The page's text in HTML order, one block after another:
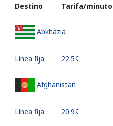
Destino Tarifa/minuto
Abkhazia
Línea fija ⁦22.5¢⁩
Afghanistan
Línea fija ⁦20.9¢⁩